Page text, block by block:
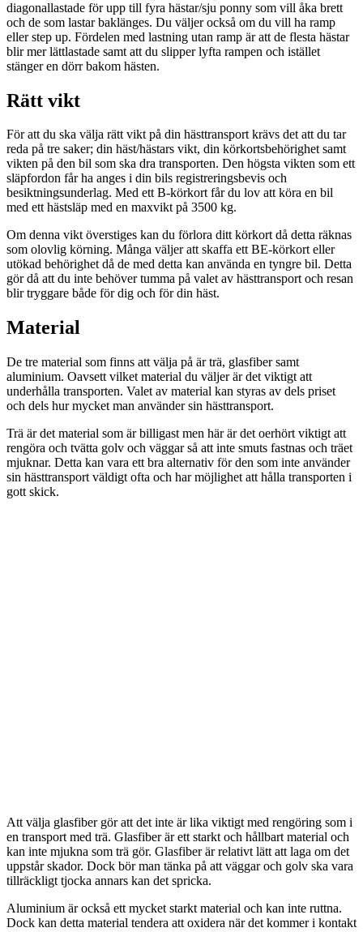
diagonallastade för upp till fyra hästar/sju ponny som vill åka brett
och de som lastar baklänges. Du väljer också om du vill ha ramp
eller step up. Fördelen med lastning utan ramp är att de flesta hästar
blir mer lättlastade samt att du slipper lyfta rampen och istället
stänger en dörr bakom hästen.
Rätt vikt
För att du ska välja rätt vikt på din hästtransport krävs det att du tar
reda på tre saker; din häst/hästars vikt, din körkortsbehörighet samt
vikten på den bil som ska dra transporten. Den högsta vikten som ett
släpfordon får ha anges i din bils registreringsbevis och
besiktningsunderlag. Med ett B-körkort får du lov att köra en bil
med ett hästsläp med en maxvikt på 3500 kg.
Om denna vikt överstiges kan du förlora ditt körkort då detta räknas
som olovlig körning. Många väljer att skaffa ett BE-körkort eller
utökad behörighet då de med detta kan använda en tyngre bil. Detta
gör då att du inte behöver tumma på valet av hästtransport och resan
blir tryggare både för dig och för din häst.
Material
De tre material som finns att välja på är trä, glasfiber samt
aluminium. Oavsett vilket material du väljer är det viktigt att
underhålla transporten. Valet av material kan styras av dels priset
och dels hur mycket man använder sin hästtransport.
Trä är det material som är billigast men här är det oerhört viktigt att
rengöra och tvätta golv och väggar så att inte smuts fastnas och träet
mjuknar. Detta kan vara ett bra alternativ för den som inte använder
sin hästtransport väldigt ofta och har möjlighet att hålla transporten i
gott skick.
Att välja glasfiber gör att det inte är lika viktigt med rengöring som i
en transport med trä. Glasfiber är ett starkt och hållbart material och
kan inte mjukna som trä gör. Glasfiber är relativt lätt att laga om det
uppstår skador. Dock bör man tänka på att väggar och golv ska vara
tillräckligt tjocka annars kan det spricka.
Aluminium är också ett mycket starkt material och kan inte ruttna.
Dock kan detta material tendera att oxidera när det kommer i kontakt